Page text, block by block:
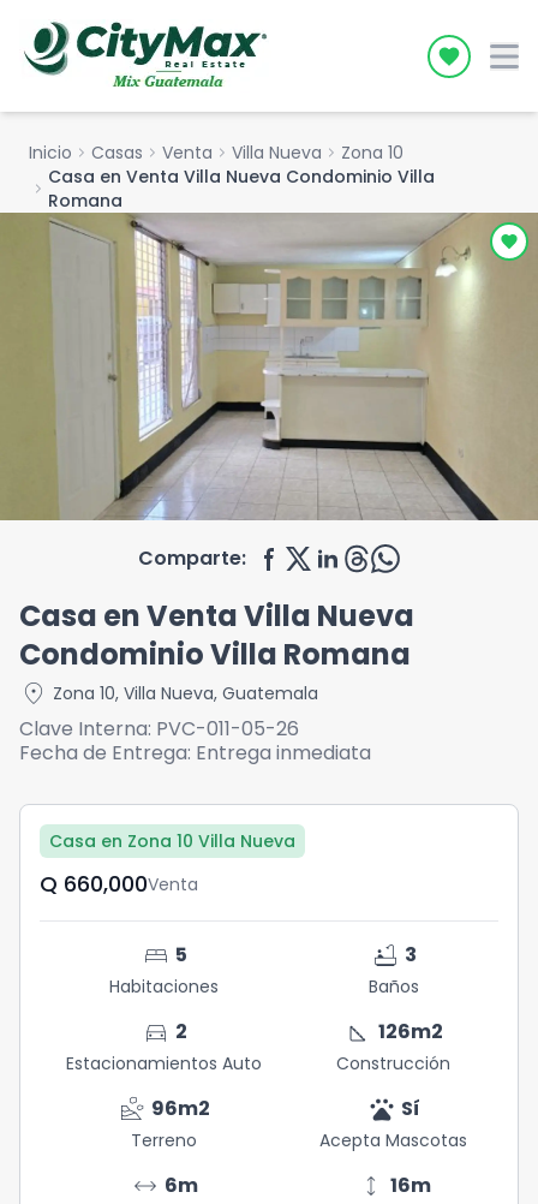
Icon
Inicio chevron_right Casas chevron_right Venta chevron_right Villa Nueva chevron_right Zona 10
chevron_right Casa en Venta Villa Nueva Condominio Villa
Romana
Comparte:
Casa en Venta Villa Nueva
Condominio Villa Romana
location_on Zona 10, Villa Nueva, Guatemala
Clave Interna: PVC-011-05-26
Fecha de Entrega: Entrega inmediata
Casa en Zona 10 Villa Nueva
Q	660,000Venta
bed 5
Habitaciones
bathtub 3
Baños
directions_car 2
Estacionamientos Auto
square_foot 126m2
Construcción
landslide 96m2
Terreno
pets Sí
Acepta Mascotas
arrow_range 6m height 16m